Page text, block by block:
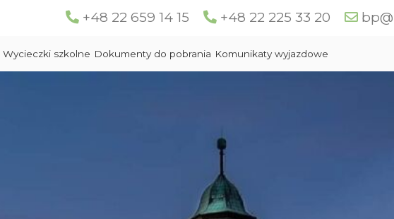
+48 22 659 14 15 +48 22 225 33 20
Wycieczki szkolne Dokumenty do pobrania Komunikaty wyjazdowe